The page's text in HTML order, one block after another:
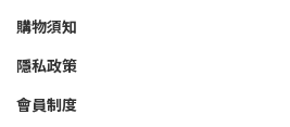
購物須知
隱私政策
會員制度